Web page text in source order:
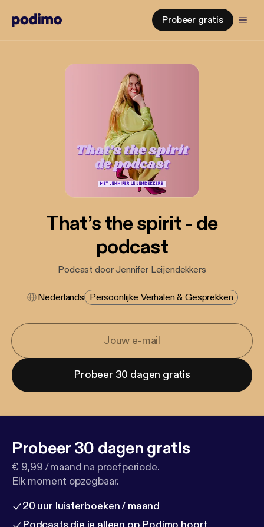
Probeer gratis
That’s the spirit - de
podcast
Podcast door Jennifer Leijendekkers
Nederlands Persoonlijke Verhalen & Gesprekken
Probeer 30 dagen gratis
Probeer 30 dagen gratis
€ 9,99 / maand na proefperiode.
Elk moment opzegbaar.
20 uur luisterboeken / maand